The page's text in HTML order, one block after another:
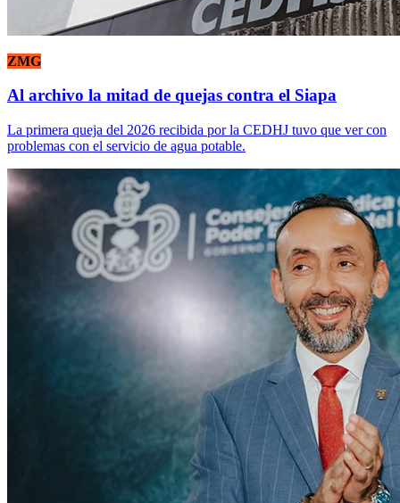
ZMG
Al archivo la mitad de quejas contra el Siapa
La primera queja del 2026 recibida por la CEDHJ tuvo que ver con
problemas con el servicio de agua potable.